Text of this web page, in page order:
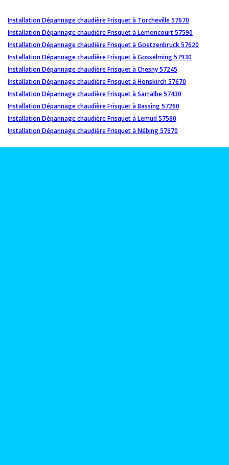
Installation Dépannage chaudière Frisquet à Torcheville 57670
Installation Dépannage chaudière Frisquet à Lemoncourt 57590
Installation Dépannage chaudière Frisquet à Goetzenbruck 57620
Installation Dépannage chaudière Frisquet à Gosselming 57930
Installation Dépannage chaudière Frisquet à Chesny 57245
Installation Dépannage chaudière Frisquet à Honskirch 57670
Installation Dépannage chaudière Frisquet à Sarralbe 57430
Installation Dépannage chaudière Frisquet à Bassing 57260
Installation Dépannage chaudière Frisquet à Lemud 57580
Installation Dépannage chaudière Frisquet à Nébing 57670